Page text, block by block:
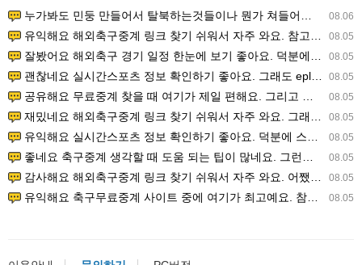
08.06
누가봐도 민둥 만들어서 탈북하는것들이나 뭔가 쳐들어오는 낌새를 미리 알아차리기 위함이지 저걸 전쟁준비라고 하…
08.05
유익해요 해외축구중계 링크 찾기 쉬워서 자주 와요. 참고로 무료스포츠중계 정보 확인할 때 출처 꼭 체크해요.…
08.05
잘봤어요 해외축구 경기 일정 한눈에 보기 좋아요. 덕분에 epl중계 볼 때 공식 중계 채널 먼저 찾아봐요. …
08.05
괜찮네요 실시간스포츠 정보 확인하기 좋아요. 그래도 epl중계 볼 때 공식 중계 채널 먼저 찾아봐요. 북마크…
08.05
공유해요 무료중계 찾을 때 여기가 제일 편해요. 그리고 무료스포츠중계 정보 확인할 때 출처 꼭 체크해요. 앞…
08.05
재밌네요 해외축구중계 링크 찾기 쉬워서 자주 와요. 그래서 해외축구중계도 정식 서비스로 봐야 안전해요. 다음…
08.05
유익해요 실시간스포츠 정보 확인하기 좋아요. 덕분에 스포츠중계는 합법적인 경로로만 시청하려 해요. 좋은 정보…
08.05
좋네요 축구중계 생각할 때 도움 되는 팁이 많네요. 그런데 해외축구중계도 정식 서비스로 봐야 안전해요. 다음…
08.05
감사해요 해외축구중계 링크 찾기 쉬워서 자주 와요. 어쨌든 축구무료중계도 합법적인 곳에서 봐야 마음 편해요.…
08.05
유익해요 축구무료중계 사이트 중에 여기가 최고예요. 참고로 축구무료중계도 합법적인 곳에서 봐야 마음 편해요.…